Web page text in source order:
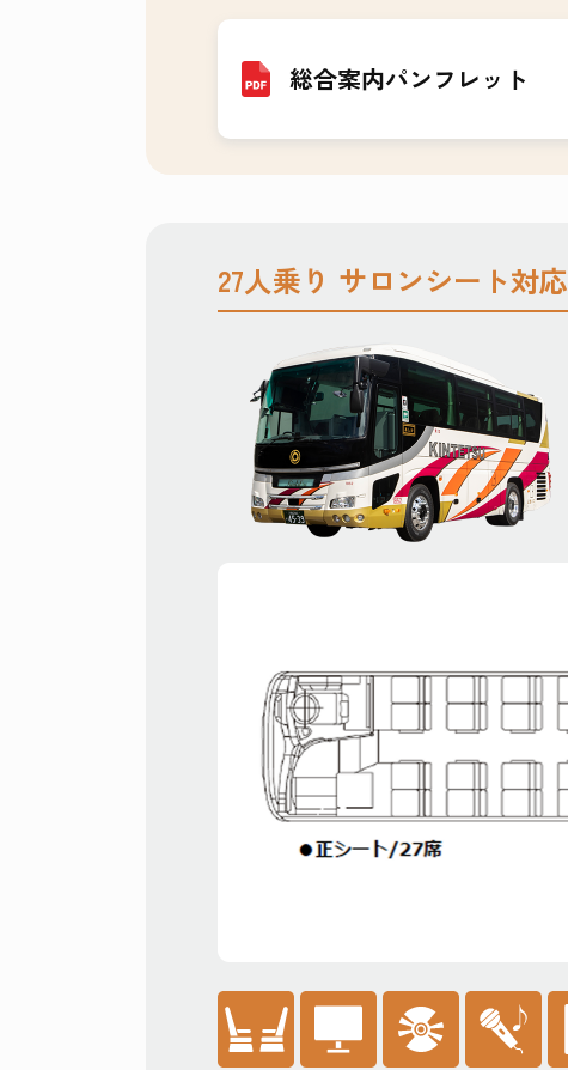
総合案内パンフレット
27人乗り サロンシート対応